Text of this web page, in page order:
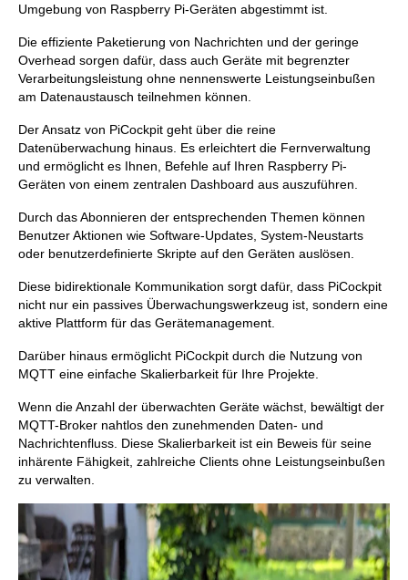
Umgebung von Raspberry Pi-Geräten abgestimmt ist.
Die effiziente Paketierung von Nachrichten und der geringe
Overhead sorgen dafür, dass auch Geräte mit begrenzter
Verarbeitungsleistung ohne nennenswerte Leistungseinbußen
am Datenaustausch teilnehmen können.
Der Ansatz von PiCockpit geht über die reine
Datenüberwachung hinaus. Es erleichtert die Fernverwaltung
und ermöglicht es Ihnen, Befehle auf Ihren Raspberry Pi-
Geräten von einem zentralen Dashboard aus auszuführen.
Durch das Abonnieren der entsprechenden Themen können
Benutzer Aktionen wie Software-Updates, System-Neustarts
oder benutzerdefinierte Skripte auf den Geräten auslösen.
Diese bidirektionale Kommunikation sorgt dafür, dass PiCockpit
nicht nur ein passives Überwachungswerkzeug ist, sondern eine
aktive Plattform für das Gerätemanagement.
Darüber hinaus ermöglicht PiCockpit durch die Nutzung von
MQTT eine einfache Skalierbarkeit für Ihre Projekte.
Wenn die Anzahl der überwachten Geräte wächst, bewältigt der
MQTT-Broker nahtlos den zunehmenden Daten- und
Nachrichtenfluss. Diese Skalierbarkeit ist ein Beweis für seine
inhärente Fähigkeit, zahlreiche Clients ohne Leistungseinbußen
zu verwalten.